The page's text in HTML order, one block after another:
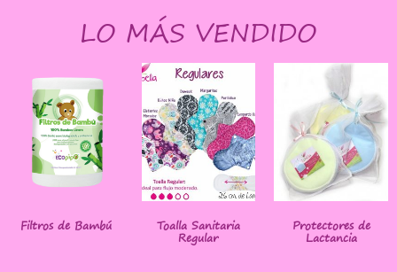
LO MÁS VENDIDO
Filtros de Bambú Toalla Sanitaria
Regular
Protectores de
Lactancia